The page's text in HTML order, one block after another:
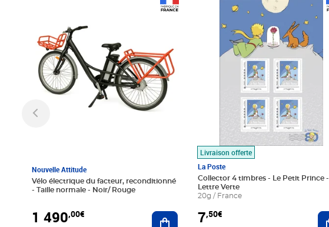
Nouvelle Attitude
Vélo électrique du facteur, reconditionné
- Taille normale - Noir/ Rouge
1 490,00€ Ajouter au panier
Livraison offerte
La Poste
Collector 4 timbres - Le Petit Prince -
Lettre Verte
20g / France
7,50€
Prix 7,50€